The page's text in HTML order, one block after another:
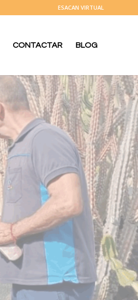
ESACAN VIRTUAL
CONTACTAR BLOG